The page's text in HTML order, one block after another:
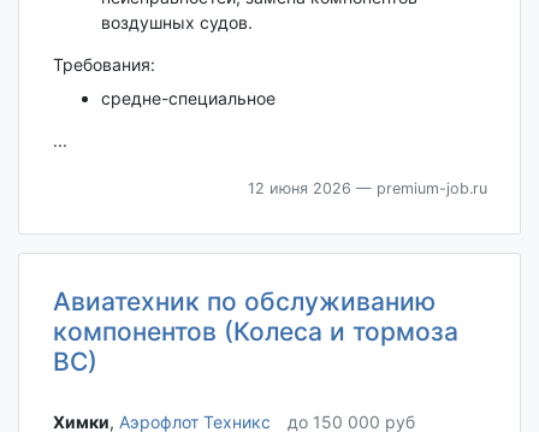
воздушных судов.
Требования:
средне-специальное
...
12 июня 2026 — premium-job.ru
Авиатехник по обслуживанию
компонентов (Колеса и тормоза
ВС)
Химки‎, Аэрофлот Техникс до 150 000 руб